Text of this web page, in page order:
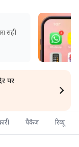
सही
पर
पैकेज रिव्यू